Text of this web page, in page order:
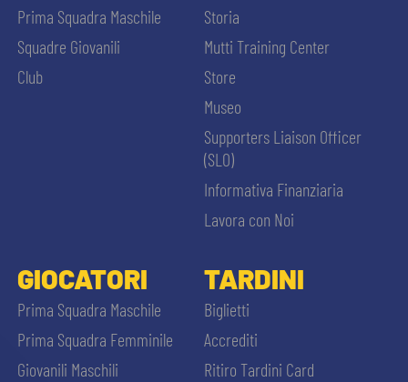
Prima Squadra Maschile
Squadre Giovanili
Club
Storia
Mutti Training Center
Store
Museo
Supporters Liaison Officer
(SLO)
Informativa Finanziaria
Lavora con Noi
GIOCATORI
Prima Squadra Maschile
Prima Squadra Femminile
Giovanili Maschili
TARDINI
Biglietti
Accrediti
Ritiro Tardini Card
ACCETTA E SALVA